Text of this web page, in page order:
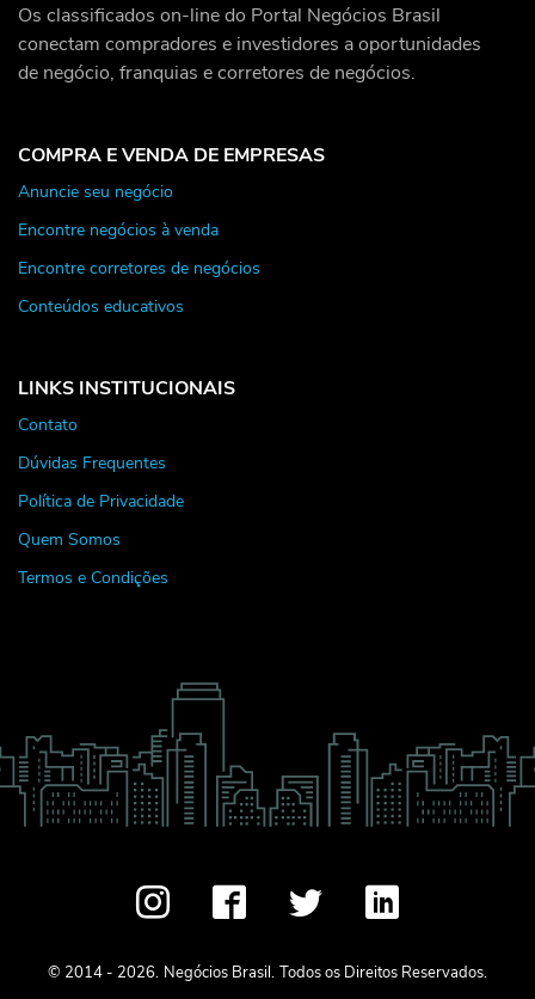
Os classificados on-line do Portal Negócios Brasil
conectam compradores e investidores a oportunidades
de negócio, franquias e corretores de negócios.
COMPRA E VENDA DE EMPRESAS
Anuncie seu negócio
Encontre negócios à venda
Encontre corretores de negócios
Conteúdos educativos
LINKS INSTITUCIONAIS
Contato
Dúvidas Frequentes
Política de Privacidade
Quem Somos
Termos e Condições
© 2014 - 2026. Negócios Brasil. Todos os Direitos Reservados.